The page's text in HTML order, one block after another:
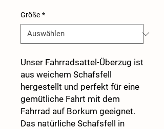
Größe *
Unser Fahrradsattel-Überzug ist
aus weichem Schafsfell
hergestellt und perfekt für eine
gemütliche Fahrt mit dem
Fahrrad auf Borkum geeignet.
Das natürliche Schafsfell in